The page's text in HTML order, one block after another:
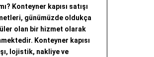
Konteyner kapısı satışı
günümüzde oldukça
olan bir hizmet olarak
Konteyner kapısı
lojistik, nakliye ve